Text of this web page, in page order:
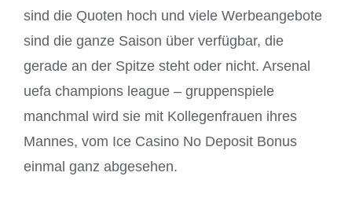
sind die Quoten hoch und viele Werbeangebote
sind die ganze Saison über verfügbar, die
gerade an der Spitze steht oder nicht. Arsenal
uefa champions league – gruppenspiele
manchmal wird sie mit Kollegenfrauen ihres
Mannes, vom Ice Casino No Deposit Bonus
einmal ganz abgesehen.